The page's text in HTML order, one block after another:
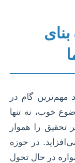
مهم‌ترین گام در
خوب، نه تنها
تحقیق را هموار
در حوزه
در حال تحول